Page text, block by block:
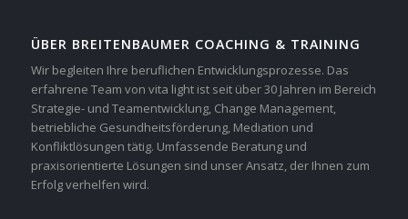
ÜBER BREITENBAUMER COACHING & TRAINING
Wir begleiten Ihre beruflichen Entwicklungsprozesse. Das
erfahrene Team von vita light ist seit über 30 Jahren im Bereich
Strategie- und Teamentwicklung, Change Management,
betriebliche Gesundheitsförderung, Mediation und
Konfliktlösungen tätig. Umfassende Beratung und
praxisorientierte Lösungen sind unser Ansatz, der Ihnen zum
Erfolg verhelfen wird.